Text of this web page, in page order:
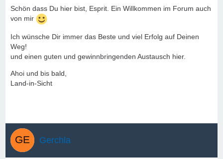
Schön dass Du hier bist, Esprit. Ein Willkommen im Forum auch
von mir
Ich wünsche Dir immer das Beste und viel Erfolg auf Deinen
Weg!
und einen guten und gewinnbringenden Austausch hier.
Ahoi und bis bald,
Land-in-Sicht
Gerchla